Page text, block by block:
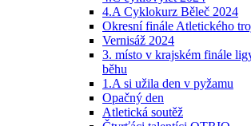
4.A Cyklokurz Běleč 2024
Okresní finále Atletického
Vernisáž 2024
3. místo v krajském finále
běhu
1.A si užila den v pyžamu
Opačný den
Atletická soutěž